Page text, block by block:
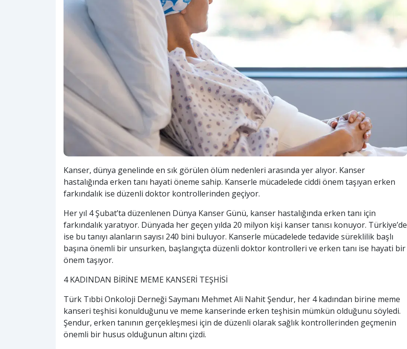
Kanser, dünya genelinde en sık görülen ölüm nedenleri arasında yer alıyor. Kanser
hastalığında erken tanı hayati öneme sahip. Kanserle mücadelede ciddi önem taşıyan erken
farkındalık ise düzenli doktor kontrollerinden geçiyor.
Her yıl 4 Şubat’ta düzenlenen Dünya Kanser Günü, kanser hastalığında erken tanı için
farkındalık yaratıyor. Dünyada her geçen yılda 20 milyon kişi kanser tanısı konuyor. Türkiye’de
ise bu tanıyı alanların sayısı 240 bini buluyor. Kanserle mücadelede tedavide süreklilik başlı
başına önemli bir unsurken, başlangıçta düzenli doktor kontrolleri ve erken tanı ise hayati bir
önem taşıyor.
4 KADINDAN BİRİNE MEME KANSERİ TEŞHİSİ
Türk Tıbbi Onkoloji Derneği Saymanı Mehmet Ali Nahit Şendur, her 4 kadından birine meme
kanseri teşhisi konulduğunu ve meme kanserinde erken teşhisin mümkün olduğunu söyledi.
Şendur, erken tanının gerçekleşmesi için de düzenli olarak sağlık kontrollerinden geçmenin
önemli bir husus olduğunun altını çizdi.